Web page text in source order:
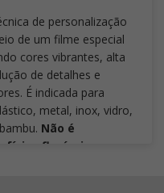
de personalização
de um filme especial
cores vibrantes, alta
de detalhes e
É indicada para
metal, inox, vidro,
Não é
flexíveis